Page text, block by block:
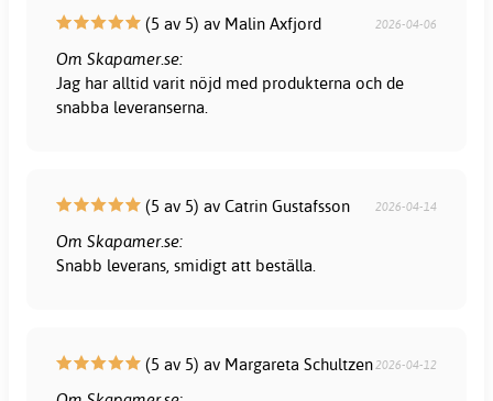
(5 av 5) av Malin Axfjord 2026-04-06
Om Skapamer.se:
Jag har alltid varit nöjd med produkterna och de
snabba leveranserna.
(5 av 5) av Catrin Gustafsson 2026-04-14
Om Skapamer.se:
Snabb leverans, smidigt att beställa.
(5 av 5) av Margareta Schultzen2026-04-12